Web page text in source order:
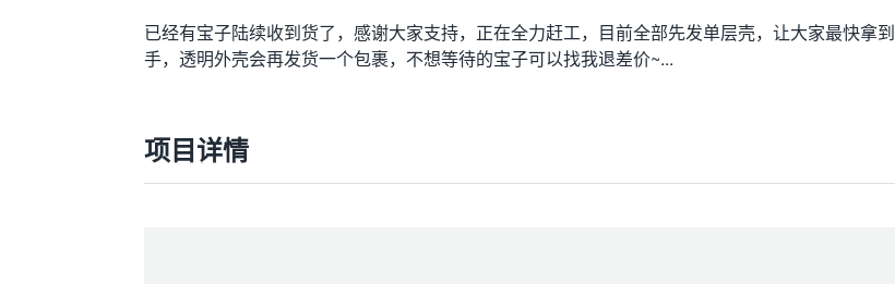
已经有宝子陆续收到货了，感谢大家支持，正在全力赶工，目前全部先发单层壳，让大家最快拿到
手，透明外壳会再发货一个包裹，不想等待的宝子可以找我退差价~...
项目详情